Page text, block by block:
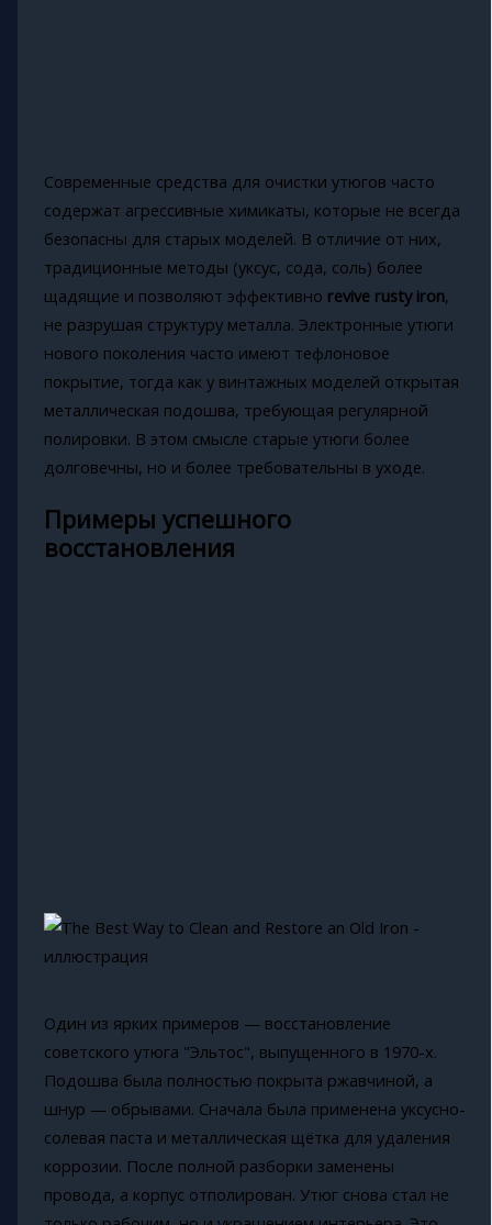
Современные средства для очистки утюгов часто
содержат агрессивные химикаты, которые не всегда
безопасны для старых моделей. В отличие от них,
традиционные методы (уксус, сода, соль) более
щадящие и позволяют эффективно revive rusty iron,
не разрушая структуру металла. Электронные утюги
нового поколения часто имеют тефлоновое
покрытие, тогда как у винтажных моделей открытая
металлическая подошва, требующая регулярной
полировки. В этом смысле старые утюги более
долговечны, но и более требовательны в уходе.
Примеры успешного
восстановления
Один из ярких примеров — восстановление
советского утюга "Эльтос", выпущенного в 1970-х.
Подошва была полностью покрыта ржавчиной, а
шнур — обрывами. Сначала была применена уксусно-
солевая паста и металлическая щётка для удаления
коррозии. После полной разборки заменены
провода, а корпус отполирован. Утюг снова стал не